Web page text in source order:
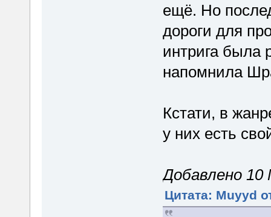
ещё. Но
дороги для
интрига была
напомнила
Кстати, в
у них есть
Добавлено 10
Цитата: Muyyd